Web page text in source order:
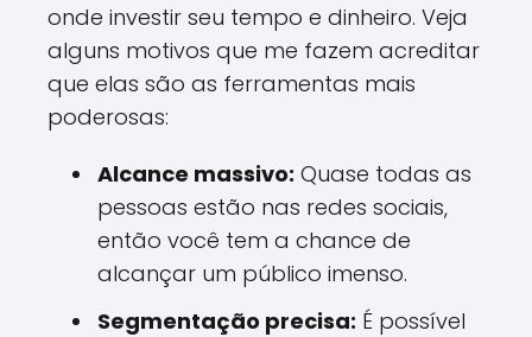
onde investir seu tempo e dinheiro. Veja
alguns motivos que me fazem acreditar
que elas são as ferramentas mais
poderosas:
Alcance massivo: Quase todas as
pessoas estão nas redes sociais,
então você tem a chance de
alcançar um público imenso.
Segmentação precisa: É possível